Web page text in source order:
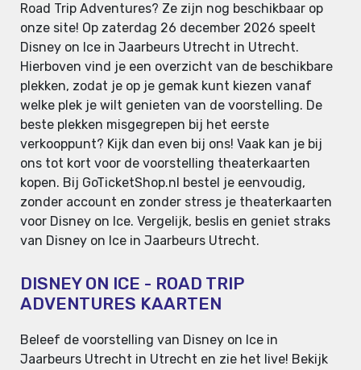
Road Trip Adventures? Ze zijn nog beschikbaar op
onze site! Op zaterdag 26 december 2026 speelt
Disney on Ice in Jaarbeurs Utrecht in Utrecht.
Hierboven vind je een overzicht van de beschikbare
plekken, zodat je op je gemak kunt kiezen vanaf
welke plek je wilt genieten van de voorstelling. De
beste plekken misgegrepen bij het eerste
verkooppunt? Kijk dan even bij ons! Vaak kan je bij
ons tot kort voor de voorstelling theaterkaarten
kopen. Bij GoTicketShop.nl bestel je eenvoudig,
zonder account en zonder stress je theaterkaarten
voor Disney on Ice. Vergelijk, beslis en geniet straks
van Disney on Ice in Jaarbeurs Utrecht.
DISNEY ON ICE - ROAD TRIP
ADVENTURES KAARTEN
Beleef de voorstelling van Disney on Ice in
Jaarbeurs Utrecht in Utrecht en zie het live! Bekijk